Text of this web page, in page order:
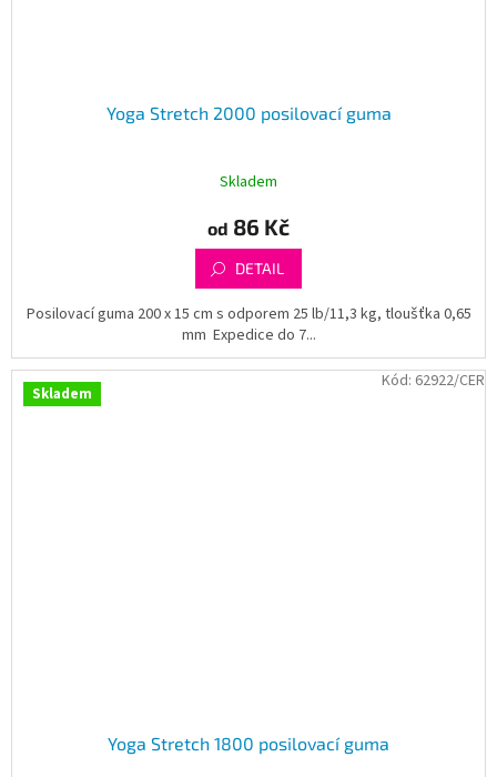
Yoga Stretch 2000 posilovací guma
Skladem
od 86 Kč
DETAIL
Posilovací guma 200 x 15 cm s odporem 25 lb/11,3 kg, tloušťka 0,65
mm Expedice do 7...
Skladem
Yoga Stretch 1800 posilovací guma
Kód: 62922/CER